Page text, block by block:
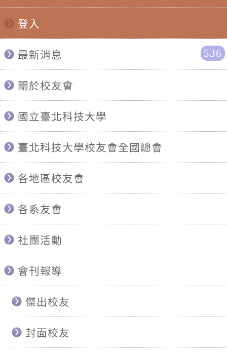
登入
536
最新消息
關於校友會
國立臺北科技大學
臺北科技大學校友會全國總會
各地區校友會
各系友會
社團活動
會刊報導
傑出校友
封面校友